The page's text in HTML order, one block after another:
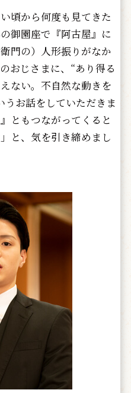
頃から何度も見てきた
御園座で『阿古屋』に
門の）人形振りがなか
おじさまに、“あり得る
ない。不自然な動きを
うお話をしていただきま
ともつながってくると
と、気を引き締めまし